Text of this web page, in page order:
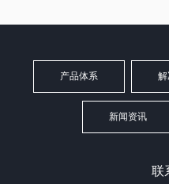
产品体系 解
新闻资讯
联